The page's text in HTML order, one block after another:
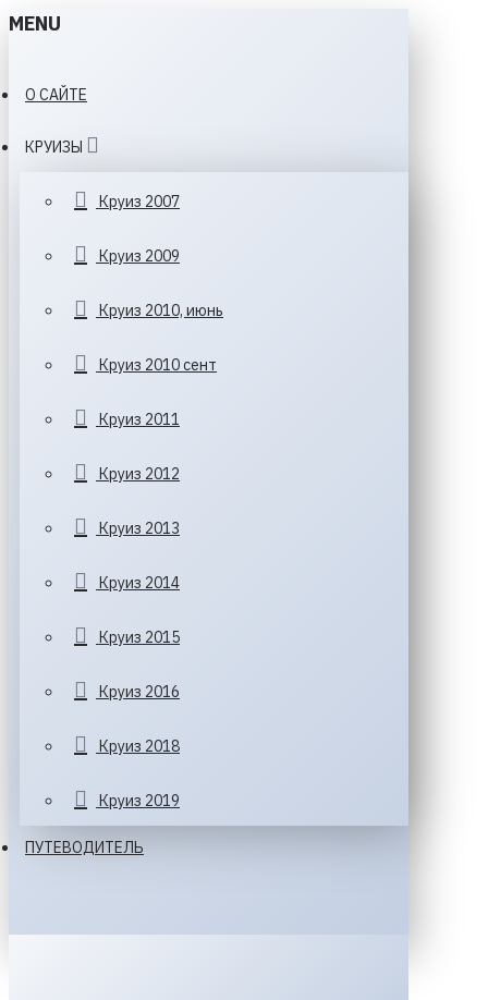
MENU
О САЙТЕ
КРУИЗЫ
Круиз 2007
Круиз 2009
Круиз 2010, июнь
Круиз 2010 сент
Круиз 2011
Круиз 2012
Круиз 2013
Круиз 2014
Круиз 2015
Круиз 2016
Круиз 2018
Круиз 2019
ПУТЕВОДИТЕЛЬ